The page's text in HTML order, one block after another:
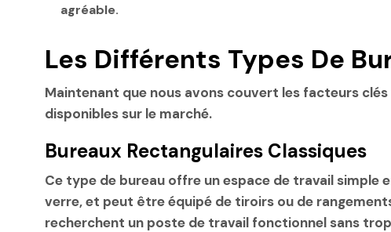
agréable.
Les Différents Types De
Maintenant que nous avons couvert les facteurs
disponibles sur le marché.
Bureaux Rectangulaires Classiques
Ce type de bureau offre un espace de travail simple
verre, et peut être équipé de tiroirs ou de
recherchent un poste de travail fonctionnel sans